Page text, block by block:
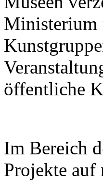
Ministerium
öffentliche
Im Bereich
Projekte auf